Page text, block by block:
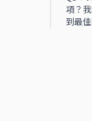
項？
到最